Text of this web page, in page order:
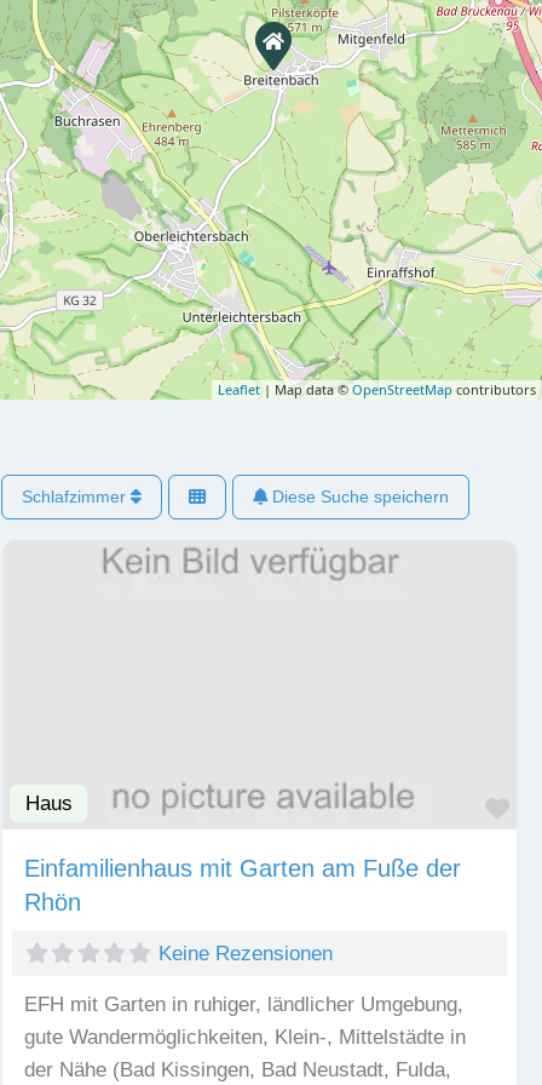
Leaflet | Map data © OpenStreetMap contributors
Schlafzimmer Diese Suche speichern
Haus
Einfamilienhaus mit Garten am Fuße der
Rhön
Keine Rezensionen
EFH mit Garten in ruhiger, ländlicher Umgebung,
gute Wandermöglichkeiten, Klein-, Mittelstädte in
der Nähe (Bad Kissingen, Bad Neustadt, Fulda,